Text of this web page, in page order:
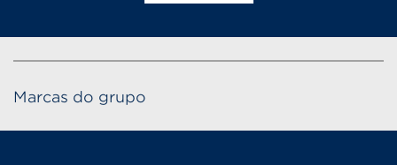
Marcas do grupo